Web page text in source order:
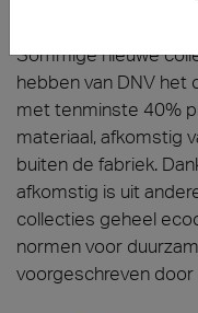
Sommige nieuwe
hebben van DNV
met tenminste 40%
materiaal, afkomstig
buiten de fabriek.
afkomstig is uit
collecties geheel
normen voor
voorgeschreven door